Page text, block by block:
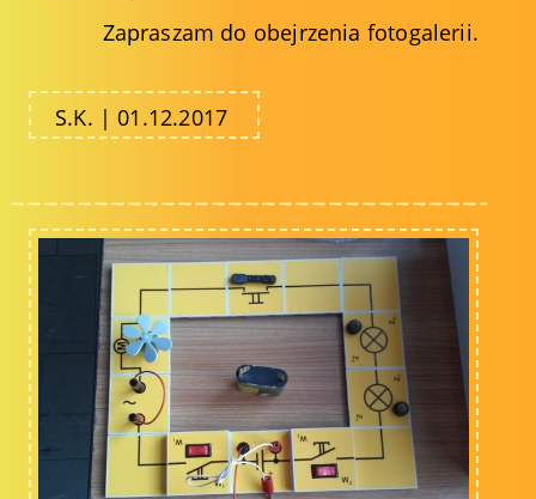
Zapraszam do obejrzenia fotogalerii.
S.K. | 01.12.2017